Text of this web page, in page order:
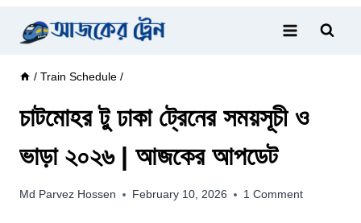
/ Train Schedule /
চাটমোহর টু ঢাকা ট্রেনের সময়সূচী ও
ভাড়া ২০২৬ | আজকের আপডেট
Md Parvez Hossen February 10, 2026 1 Comment